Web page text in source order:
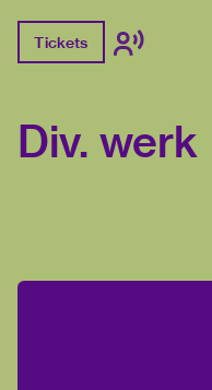
Tickets
Div. werk